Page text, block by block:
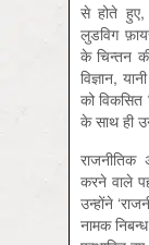
से होते हुए,
लुडविग
के चिन्तन
विज्ञान,
को
के साथ ही
करने वाले
उन्होंने
नामक